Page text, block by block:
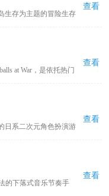
信能给玩家带来别样的
生存为主题的冒险生存
，包含商场、加油站
熊等野兽带来的威胁
查看
at War，是依托热门
，统筹资源调配、兵
图，发展国力登顶超
手动切换即可适配母语
弈，适配策略游戏爱好
查看
日系二次元角色扮演游
张刺激探索之旅，游
战斗系统和日常互动都
查看
的下落式音乐节奏手
查看